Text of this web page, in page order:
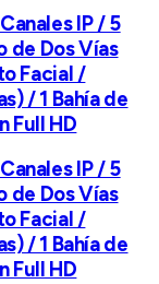
IP / 5
de Dos Vías
Facial /
/ 1 Bahía de
Full HD
IP / 5
de Dos Vías
Facial /
/ 1 Bahía de
Full HD